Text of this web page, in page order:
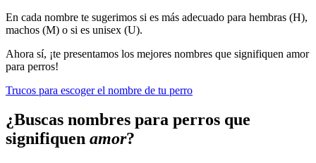
En cada nombre te sugerimos si es más adecuado para hembras (H),
machos (M) o si es unisex (U).
Ahora sí, ¡te presentamos los mejores nombres que signifiquen amor
para perros!
Trucos para escoger el nombre de tu perro
¿Buscas nombres para perros que
signifiquen amor?